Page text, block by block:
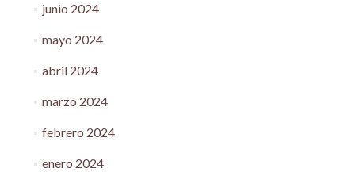
junio 2024
mayo 2024
abril 2024
marzo 2024
febrero 2024
enero 2024